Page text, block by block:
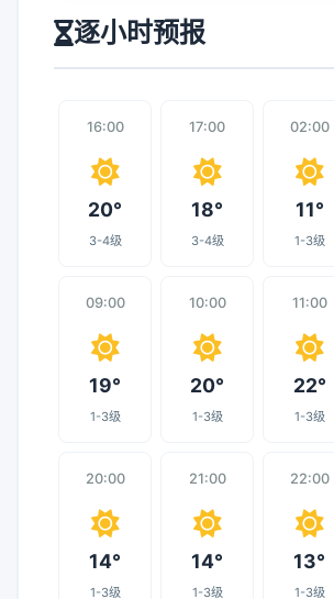
逐小时预报
16:00
20°
3-4级
17:00
18°
3-4级
02:00
11°
1-3级
09:00
19°
1-3级
10:00
20°
1-3级
11:00
22°
1-3级
20:00
14°
1-3级
21:00
14°
1-3级
22:00
13°
1-3级